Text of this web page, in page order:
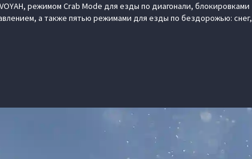
режимом Crab Mode для езды по диагонали, блокировками
а также пятью режимами для езды по бездорожью: снег,